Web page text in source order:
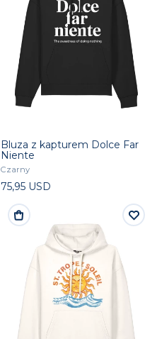
Bluza z kapturem Dolce Far
Niente
Czarny
75,95 USD